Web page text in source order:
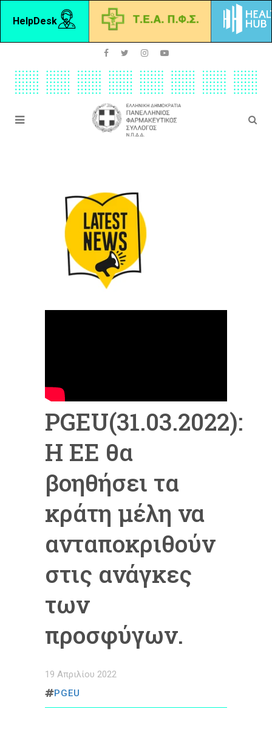
HelpDesk
PGEU(31.03.2022):
Η ΕΕ θα
βοηθήσει τα
κράτη μέλη να
ανταποκριθούν
στις ανάγκες
των
προσφύγων.
19 Απριλίου 2022
PGEU